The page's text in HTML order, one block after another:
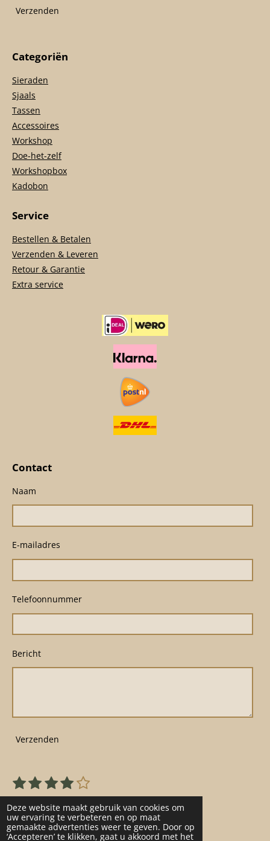
Deze website maakt gebruik van cookies om
uw ervaring te verbeteren en op maat
gemaakte advertenties weer te geven. Door op
‘Accepteren’ te klikken, gaat u akkoord met het
Verzenden
Categoriën
Sieraden
Sjaals
Tassen
Accessoires
Workshop
Doe-het-zelf
Workshopbox
Kadobon
Service
Bestellen & Betalen
Verzenden & Leveren
Retour & Garantie
Extra service
Contact
Naam
E-mailadres
Telefoonnummer
Bericht
Verzenden
R
a
t
i
1
s
t
e
2
s
t
e
3
s
t
e
4
s
t
e
5
s
t
e
S
e
m
m
e
22 stemmen